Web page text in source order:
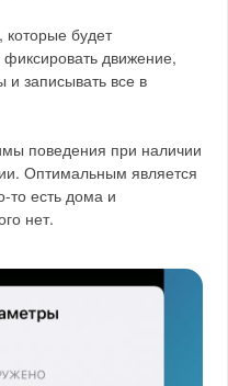
будет
движение,
и записывать все в
поведения при наличии
Оптимальным является
то есть дома и
нет.